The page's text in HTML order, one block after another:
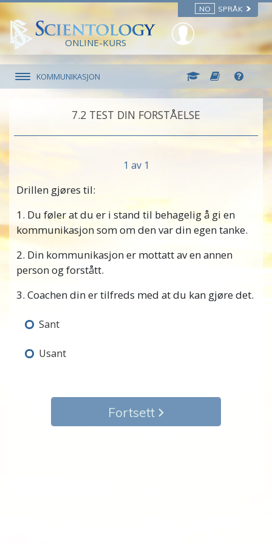
NO SPRÅK
ONLINE-KURS
KOMMUNIKASJON
7.‎2 TEST DIN FORSTÅELSE
1 av 1
Drillen gjøres til:
1. Du føler at du er i stand til behagelig å gi en
kommunikasjon som om den var din egen tanke.
2. Din kommunikasjon er mottatt av en annen
person og forstått.
3. Coachen din er tilfreds med at du kan gjøre det.
Sant
Usant
Fortsett